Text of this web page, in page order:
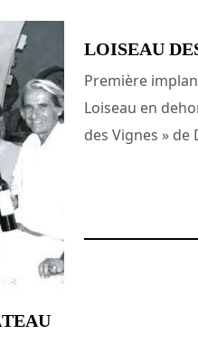
LOISEAU
Première
Loiseau en
des Vignes » de